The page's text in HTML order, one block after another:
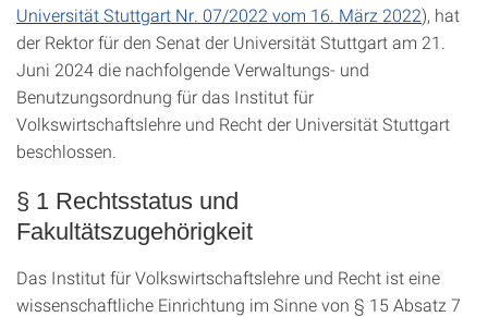
Universität Stuttgart Nr. 07/2022 vom 16. März 2022), hat
der Rektor für den Senat der Universität Stuttgart am 21.
Juni 2024 die nachfolgende Verwaltungs- und
Benutzungsordnung für das Institut für
Volkswirtschaftslehre und Recht der Universität Stuttgart
beschlossen.
§ 1 Rechtsstatus und
Fakultätszugehörigkeit
Das Institut für Volkswirtschaftslehre und Recht ist eine
wissenschaftliche Einrichtung im Sinne von § 15 Absatz 7